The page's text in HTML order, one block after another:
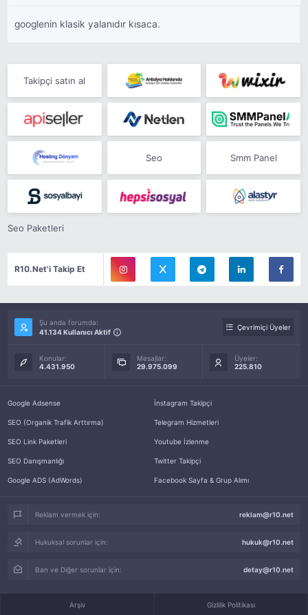
googlenin klasik yalanıdır kısaca.
Takipçi satın al
Seo Smm Panel
Seo Paketleri
R10.Net'i Takip Et
Şu anda forumda:
41.134 Kullanıcı Aktif
Çevrimiçi Üyeler
Konular:
4.431.950
Mesajlar:
29.975.099
Üyeler:
225.810
Google Adsense
SEO (Organik Trafik Arttırma)
SEO Link Paketleri
SEO Danışmanlığı
Google ADS (AdWords)
İnstagram Takipçi
Telegram Hizmetleri
Youtube İzlenme
Twitter Takipçi
Facebook Sayfa & Grup Alımı
Reklam vermek için: reklam@r10.net
Hukuksal sorunlar için: hukuk@r10.net
Ban ve Diğer sorunlar için: detay@r10.net
Arşiv Gizlilik Politikası